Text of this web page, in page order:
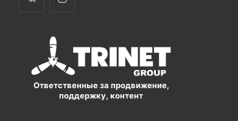
Ответственные за продвижение,
поддержку, контент